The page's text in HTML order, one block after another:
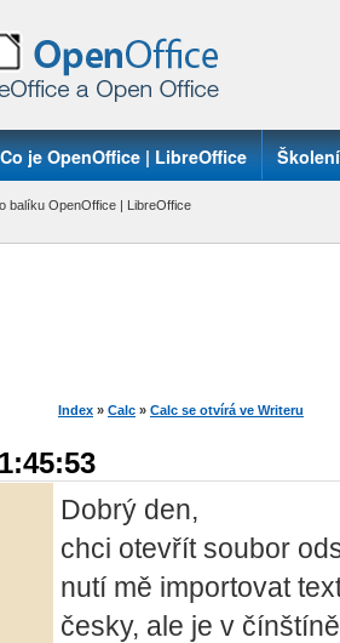
Co je OpenOffice | LibreOffice Školení
balíku OpenOffice | LibreOffice
Index » Calc » Calc se otvírá ve Writeru
Dobrý den,
chci otevřít soubor
nutí mě importovat
česky, ale je v